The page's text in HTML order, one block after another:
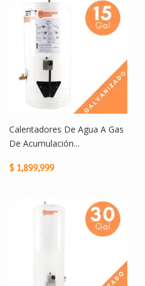
Calentadores De Agua A Gas
De Acumulación...
$ 1,899,999